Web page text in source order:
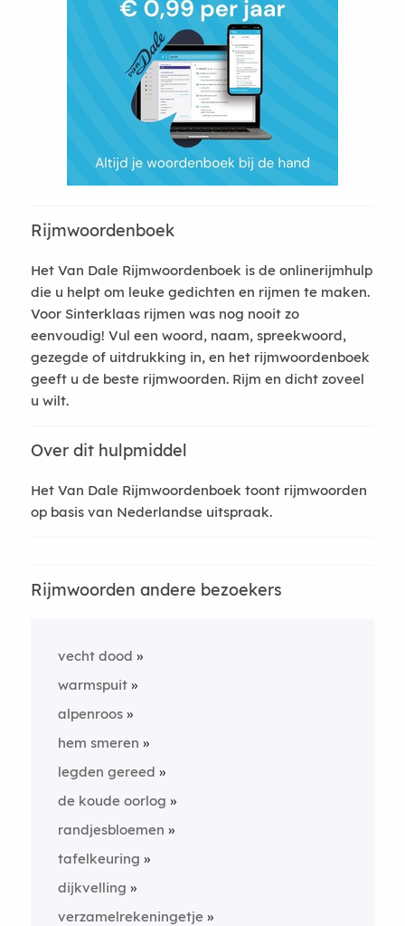
Rijmwoordenboek
Het Van Dale Rijmwoordenboek is de onlinerijmhulp
die u helpt om leuke gedichten en rijmen te maken.
Voor Sinterklaas rijmen was nog nooit zo
eenvoudig! Vul een woord, naam, spreekwoord,
gezegde of uitdrukking in, en het rijmwoordenboek
geeft u de beste rijmwoorden. Rijm en dicht zoveel
u wilt.
Over dit hulpmiddel
Het Van Dale Rijmwoordenboek toont rijmwoorden
op basis van Nederlandse uitspraak.
Rijmwoorden andere bezoekers
vecht dood
warmspuit
alpenroos
hem smeren
legden gereed
de koude oorlog
randjesbloemen
tafelkeuring
dijkvelling
verzamelrekeningetje